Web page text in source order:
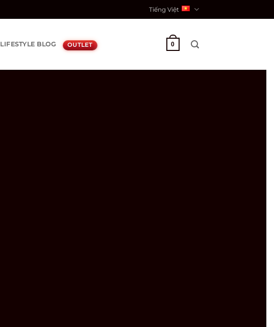
Tiếng Việt
LIFESTYLE BLOG OUTLET 0